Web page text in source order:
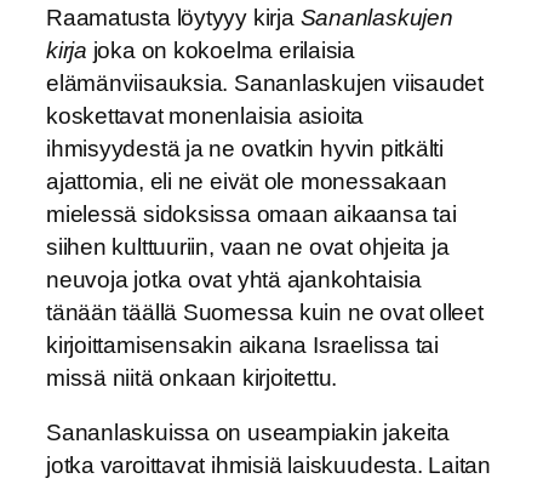
Raamatusta löytyyy kirja Sananlaskujen
kirja joka on kokoelma erilaisia
elämänviisauksia. Sananlaskujen viisaudet
koskettavat monenlaisia asioita
ihmisyydestä ja ne ovatkin hyvin pitkälti
ajattomia, eli ne eivät ole monessakaan
mielessä sidoksissa omaan aikaansa tai
siihen kulttuuriin, vaan ne ovat ohjeita ja
neuvoja jotka ovat yhtä ajankohtaisia
tänään täällä Suomessa kuin ne ovat olleet
kirjoittamisensakin aikana Israelissa tai
missä niitä onkaan kirjoitettu.
Sananlaskuissa on useampiakin jakeita
jotka varoittavat ihmisiä laiskuudesta. Laitan